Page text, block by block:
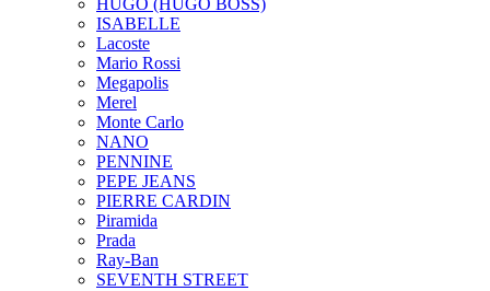
ISABELLE
Lacoste
Mario Rossi
Megapolis
Merel
Monte Carlo
NANO
PENNINE
PEPE JEANS
PIERRE CARDIN
Piramida
Prada
Ray-Ban
SEVENTH STREET